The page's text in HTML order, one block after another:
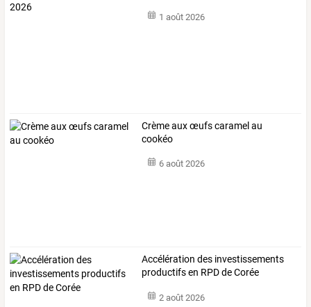
1 août 2026
Crème aux œufs caramel au
cookéo
6 août 2026
Accélération des investissements
productifs en RPD de Corée
2 août 2026